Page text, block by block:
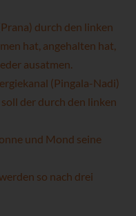
durch den linken
hat, angehalten hat,
ausatmen.
(Pingala-Nadi)
der durch den linken
und Mond seine
so nach drei